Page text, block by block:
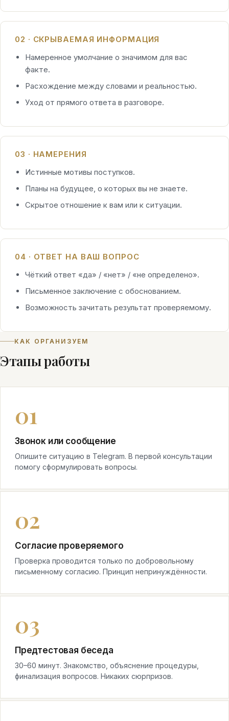
02 · СКРЫВАЕМАЯ ИНФОРМАЦИЯ
Намеренное умолчание о значимом для вас
факте.
Расхождение между словами и реальностью.
Уход от прямого ответа в разговоре.
03 · НАМЕРЕНИЯ
Истинные мотивы поступков.
Планы на будущее, о которых вы не знаете.
Скрытое отношение к вам или к ситуации.
04 · ОТВЕТ НА ВАШ ВОПРОС
Чёткий ответ «да» / «нет» / «не определено».
Письменное заключение с обоснованием.
Возможность зачитать результат проверяемому.
КАК ОРГАНИЗУЕМ
Этапы работы
Звонок или сообщение
Опишите ситуацию в Telegram. В первой консультации
помогу сформулировать вопросы.
Согласие проверяемого
Проверка проводится только по добровольному
письменному согласию. Принцип непринуждённости.
Предтестовая беседа
30–60 минут. Знакомство, объяснение процедуры,
финализация вопросов. Никаких сюрпризов.